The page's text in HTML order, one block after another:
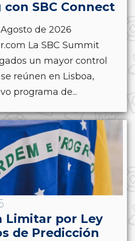
SBC Connect
de 2026
La SBC Summit
un mayor control
reúnen en Lisboa,
programa de...
Limitar por Ley
de Predicción